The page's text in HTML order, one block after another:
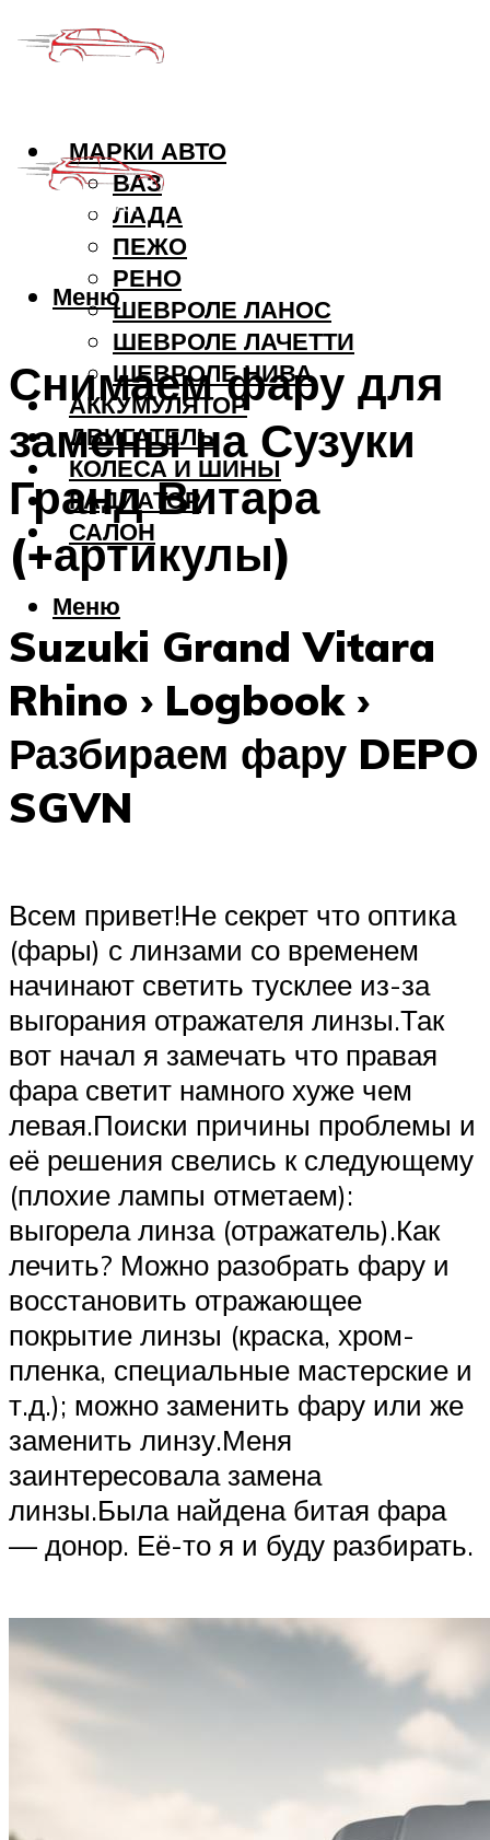
МАРКИ АВТО
ВАЗ
ЛАДА
ПЕЖО
РЕНО
ШЕВРОЛЕ ЛАНОС
ШЕВРОЛЕ ЛАЧЕТТИ
ШЕВРОЛЕ НИВА
АККУМУЛЯТОР
ДВИГАТЕЛЬ
КОЛЕСА И ШИНЫ
РАДИАТОР
САЛОН
Меню
Меню
Снимаем фару для
замены на Сузуки
Гранд Витара
(+артикулы)
Suzuki Grand Vitara
Rhino › Logbook ›
Разбираем фару DEPO
SGVN
Всем привет!Не секрет что оптика
(фары) с линзами со временем
начинают светить тусклее из-за
выгорания отражателя линзы.Так
вот начал я замечать что правая
фара светит намного хуже чем
левая.Поиски причины проблемы и
её решения свелись к следующему
(плохие лампы отметаем):
выгорела линза (отражатель).Как
лечить? Можно разобрать фару и
восстановить отражающее
покрытие линзы (краска, хром-
пленка, специальные мастерские и
т.д.); можно заменить фару или же
заменить линзу.Меня
заинтересовала замена
линзы.Была найдена битая фара
— донор. Её-то я и буду разбирать.